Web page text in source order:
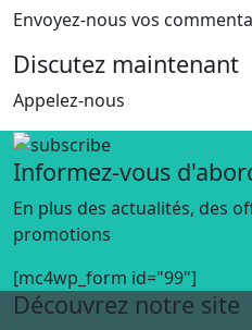
Envoyez-nous vos
Discutez maintenant
Appelez-nous
Informez-vous
En plus des actualités, des
promotions
[mc4wp_form id="99"]
Découvrez notre site